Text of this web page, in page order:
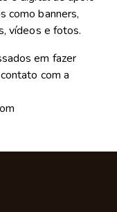
como banners,
vídeos e fotos.
em fazer
com a